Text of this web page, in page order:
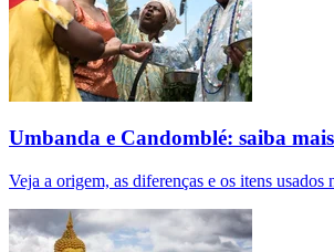
Umbanda e Candomblé: saiba
Veja a origem, as diferenças e os itens usados